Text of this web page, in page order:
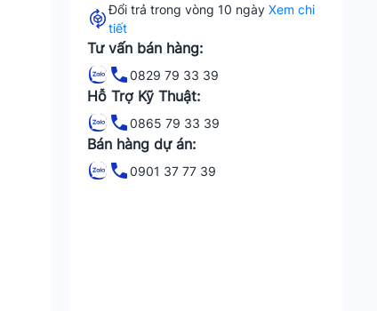
Đổi trả trong vòng 10 ngàyXem chi
tiết
Tư vấn bán hàng:
0829 79 33 39
Hỗ Trợ Kỹ Thuật:
0865 79 33 39
Bán hàng dự án:
0901 37 77 39